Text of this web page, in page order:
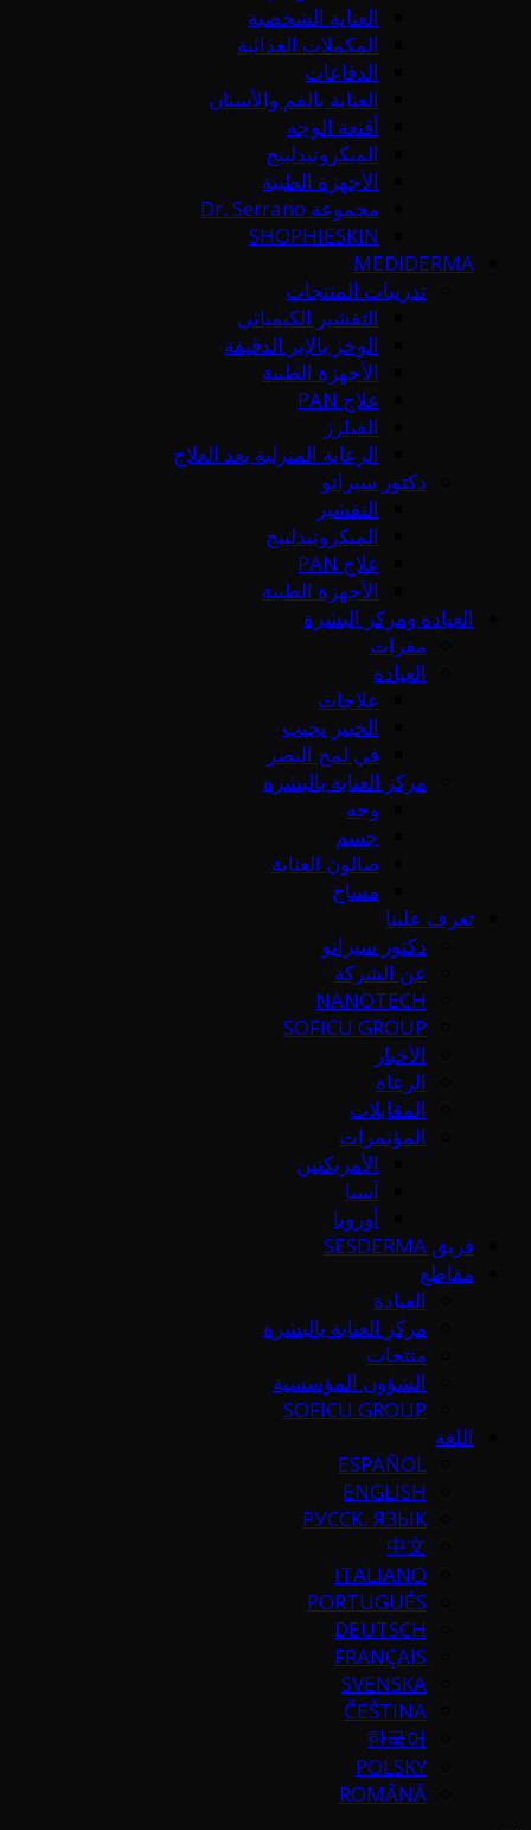
العناية الشخصية
المكملات الغذائية
الدفاعات
العناية بالفم والأسنان
أقنعة الوجه
الميكرونيدلينج
الأجهزة الطبية
مجموعة Dr. Serrano
SHOPHIESKIN
MEDIDERMA
تدريبات المنتجات
التقشير الكيميائي
الوخز بالإبر الدقيقة
الأجهزة الطبية
علاج PAN
الفيلرز
الرعاية المنزلية بعد العلاج
دكتور سيرانو
التقشير
الميكرونيدلينج
علاج PAN
الأجهزة الطبية
العيادة ومركز البشرة
مقرات
العيادة
علاجات
الخبير يجيب
في لمح البصر
مركز العناية بالبشرة
وجه
جسم
صالون العناية
مساج
تعرف علينا
دكتور سيرانو
عن الشركة
NANOTECH
SOFICU GROUP
الأخبار
الرعاة
المقابلات
المؤتمرات
الأمريكتين
آسيا
أوروبا
فريق SESDERMA
مقاطع
العيادة
مركز العناية بالبشرة
منتجات
الشؤون المؤسسية
SOFICU GROUP
اللغة
ESPAÑOL
ENGLISH
РУССК. ЯЗЫК
中文
ITALIANO
PORTUGUÉS
DEUTSCH
FRANÇAIS
SVENSKA
ČEŠTINA
한국어
POLSKY
ROMÂNĂ